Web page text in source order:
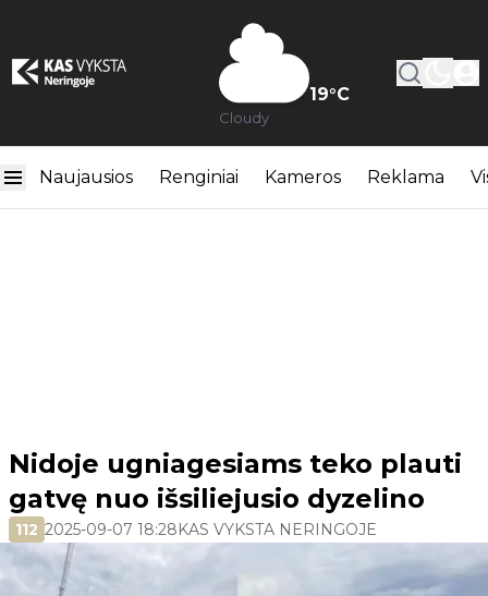
19°C
Cloudy
Naujausios Renginiai Kameros Reklama
Nidoje ugniagesiams teko plauti
gatvę nuo išsiliejusio dyzelino
112 2025-09-07 18:28KAS VYKSTA NERINGOJE